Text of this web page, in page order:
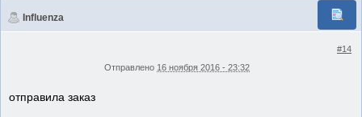
Influenza
#14
Отправлено 16 ноября 2016 - 23:32
отправила заказ